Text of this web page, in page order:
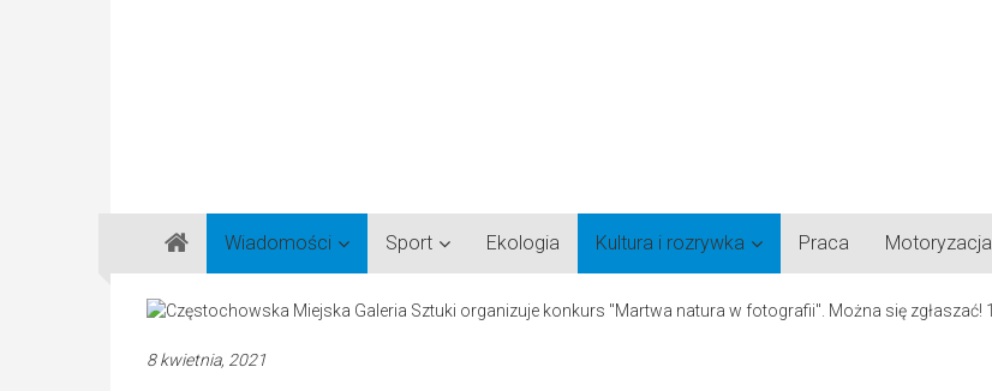
Gazeta
Regionalna
Częstochowa,
Lubliniec,
Wiadomości Sport Ekologia Kultura i rozrywka Praca Motoryzacja
8 kwietnia, 2021